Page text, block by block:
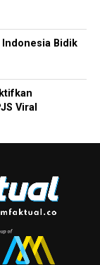
Indonesia Bidik
Viral